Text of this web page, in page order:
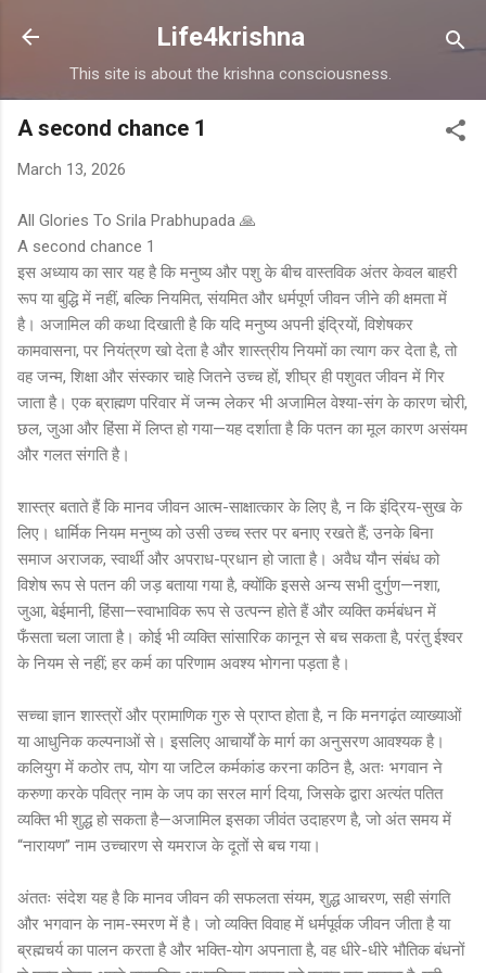
Skip to main content
Life4krishna
This site is about the krishna consciousness.
A second chance 1
March 13, 2026
All Glories To Srila Prabhupada 🙏
A second chance 1
इस अध्याय का सार यह है कि मनुष्य और पशु के बीच वास्तविक अंतर केवल बाहरी
रूप या बुद्धि में नहीं, बल्कि नियमित, संयमित और धर्मपूर्ण जीवन जीने की क्षमता में
है। अजामिल की कथा दिखाती है कि यदि मनुष्य अपनी इंद्रियों, विशेषकर
कामवासना, पर नियंत्रण खो देता है और शास्त्रीय नियमों का त्याग कर देता है, तो
वह जन्म, शिक्षा और संस्कार चाहे जितने उच्च हों, शीघ्र ही पशुवत जीवन में गिर
जाता है। एक ब्राह्मण परिवार में जन्म लेकर भी अजामिल वेश्या-संग के कारण चोरी,
छल, जुआ और हिंसा में लिप्त हो गया—यह दर्शाता है कि पतन का मूल कारण असंयम
और गलत संगति है।
शास्त्र बताते हैं कि मानव जीवन आत्म-साक्षात्कार के लिए है, न कि इंद्रिय-सुख के
लिए। धार्मिक नियम मनुष्य को उसी उच्च स्तर पर बनाए रखते हैं; उनके बिना
समाज अराजक, स्वार्थी और अपराध-प्रधान हो जाता है। अवैध यौन संबंध को
विशेष रूप से पतन की जड़ बताया गया है, क्योंकि इससे अन्य सभी दुर्गुण—नशा,
जुआ, बेईमानी, हिंसा—स्वाभाविक रूप से उत्पन्न होते हैं और व्यक्ति कर्मबंधन में
फँसता चला जाता है। कोई भी व्यक्ति सांसारिक कानून से बच सकता है, परंतु ईश्वर
के नियम से नहीं; हर कर्म का परिणाम अवश्य भोगना पड़ता है।
सच्चा ज्ञान शास्त्रों और प्रामाणिक गुरु से प्राप्त होता है, न कि मनगढ़ंत व्याख्याओं
या आधुनिक कल्पनाओं से। इसलिए आचार्यों के मार्ग का अनुसरण आवश्यक है।
कलियुग में कठोर तप, योग या जटिल कर्मकांड करना कठिन है, अतः भगवान ने
करुणा करके पवित्र नाम के जप का सरल मार्ग दिया, जिसके द्वारा अत्यंत पतित
व्यक्ति भी शुद्ध हो सकता है—अजामिल इसका जीवंत उदाहरण है, जो अंत समय में
“नारायण” नाम उच्चारण से यमराज के दूतों से बच गया।
अंततः संदेश यह है कि मानव जीवन की सफलता संयम, शुद्ध आचरण, सही संगति
और भगवान के नाम-स्मरण में है। जो व्यक्ति विवाह में धर्मपूर्वक जीवन जीता है या
ब्रह्मचर्य का पालन करता है और भक्ति-योग अपनाता है, वह धीरे-धीरे भौतिक बंधनों